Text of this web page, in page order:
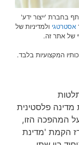
בחברת 'ייצור ידע'
אסטרטגי ולמדיניות של
של אתר זה.
המקצועיות בלבד.
פלסטינית
המהפכה הזו,
של קווי 1967 ותזרז הקמת 'מדינת